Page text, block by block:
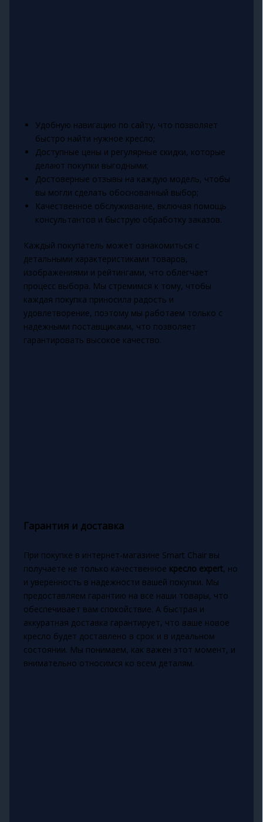
Удобную навигацию по сайту, что позволяет
быстро найти нужное кресло;
Доступные цены и регулярные скидки, которые
делают покупки выгодными;
Достоверные отзывы на каждую модель, чтобы
вы могли сделать обоснованный выбор;
Качественное обслуживание, включая помощь
консультантов и быструю обработку заказов.
Каждый покупатель может ознакомиться с
детальными характеристиками товаров,
изображениями и рейтингами, что облегчает
процесс выбора. Мы стремимся к тому, чтобы
каждая покупка приносила радость и
удовлетворение, поэтому мы работаем только с
надежными поставщиками, что позволяет
гарантировать высокое качество.
Гарантия и доставка
При покупке в интернет-магазине Smart Chair вы
получаете не только качественное кресло expert, но
и уверенность в надежности вашей покупки. Мы
предоставляем гарантию на все наши товары, что
обеспечивает вам спокойствие. А быстрая и
аккуратная доставка гарантирует, что ваше новое
кресло будет доставлено в срок и в идеальном
состоянии. Мы понимаем, как важен этот момент, и
внимательно относимся ко всем деталям.